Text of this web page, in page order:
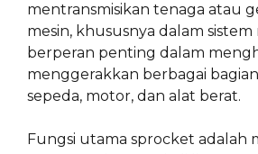
mentransmisikan tenaga atau
mesin, khususnya dalam
berperan penting dalam
menggerakkan berbagai
sepeda, motor, dan alat berat.
Fungsi utama sprocket adalah